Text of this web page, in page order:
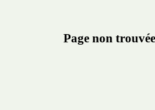
Page non trouvée